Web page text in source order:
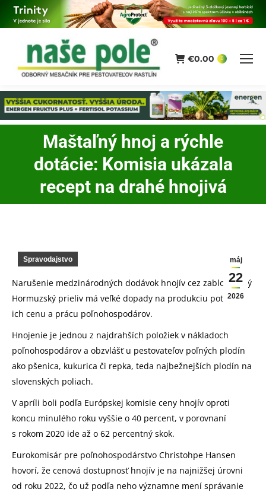
€0.00 0
Maštaľný hnoj a rýchle
dotácie: Komisia ukázala
recept na drahé hnojivá
You are here:
máj
22
2026
Spravodajstvo
Narušenie medzinárodných dodávok hnojív cez zablokovaný
Hormuzský prieliv má veľké dopady na produkciu potravín,
ich cenu a prácu poľnohospodárov.
Hnojenie je jednou z najdrahších položiek v nákladoch
poľnohospodárov a obzvlášť u pestovateľov poľných plodín
ako pšenica, kukurica či repka, teda najbežnejších plodín na
slovenských poliach.
V apríli boli podľa Európskej komisie ceny hnojív oproti
koncu minulého roku vyššie o 40 percent, v porovnaní
s rokom 2020 ide až o 62 percentný skok.
Eurokomisár pre poľnohospodárstvo Christohpe Hansen
hovorí, že cenová dostupnosť hnojív je na najnižšej úrovni
od roku 2022, čo už podľa neho významne mení správanie